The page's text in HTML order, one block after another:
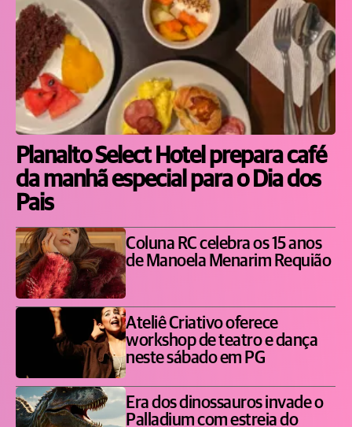
Planalto Select Hotel prepara café
da manhã especial para o Dia dos
Pais
Coluna RC celebra os 15 anos
de Manoela Menarim Requião
Ateliê Criativo oferece
workshop de teatro e dança
neste sábado em PG
Era dos dinossauros invade o
Palladium com estreia do